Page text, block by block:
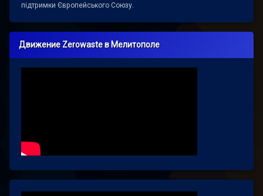
підтримки Європейського Союзу.
Движение Zerowaste в Мелитополе